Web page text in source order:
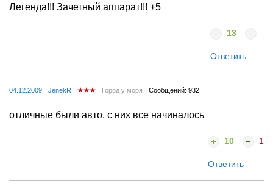
Легенда!!! Зачетный аппарат!!! +5
13
Ответить
04.12.2009 JenekR Город у моря Сообщений: 932
отличные были авто, с них все начиналось
10 1
Ответить